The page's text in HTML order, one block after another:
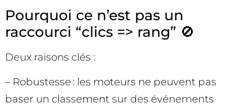
Pourquoi ce n’est pas un
raccourci “clics => rang” 🚫
Deux raisons clés :
– Robustesse : les moteurs ne peuvent pas
baser un classement sur des événements